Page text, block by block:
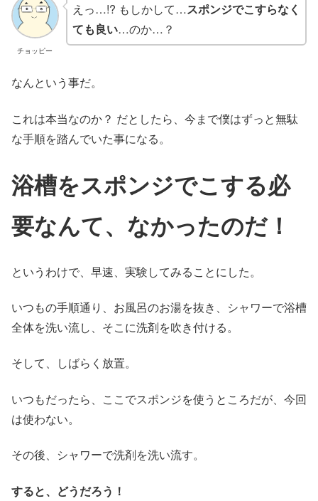
チョッピー
えっ…!? もしかして…スポンジでこすらなく
ても良い…のか…？
なんという事だ。
これは本当なのか？ だとしたら、今まで僕はずっと無駄
な手順を踏んでいた事になる。
浴槽をスポンジでこする必
要なんて、なかったのだ！
というわけで、早速、実験してみることにした。
いつもの手順通り、お風呂のお湯を抜き、シャワーで浴槽
全体を洗い流し、そこに洗剤を吹き付ける。
そして、しばらく放置。
いつもだったら、ここでスポンジを使うところだが、今回
は使わない。
その後、シャワーで洗剤を洗い流す。
すると、どうだろう！